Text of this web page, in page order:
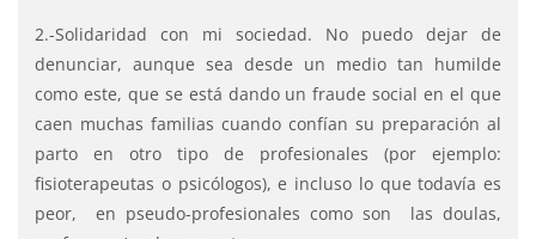
2.-Solidaridad con mi sociedad. No puedo dejar de
denunciar, aunque sea desde un medio tan humilde
como este, que se está dando un fraude social en el que
caen muchas familias cuando confían su preparación al
parto en otro tipo de profesionales (por ejemplo:
fisioterapeutas o psicólogos), e incluso lo que todavía es
peor, en pseudo-profesionales como son las doulas,